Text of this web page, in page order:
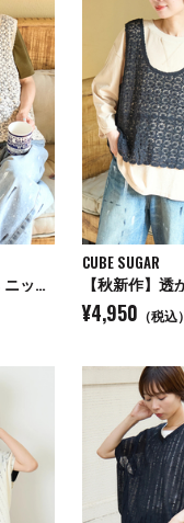
【秋新作】透かし編み ニット ベスト
CUBE SUGAR
¥4,950 （税込）